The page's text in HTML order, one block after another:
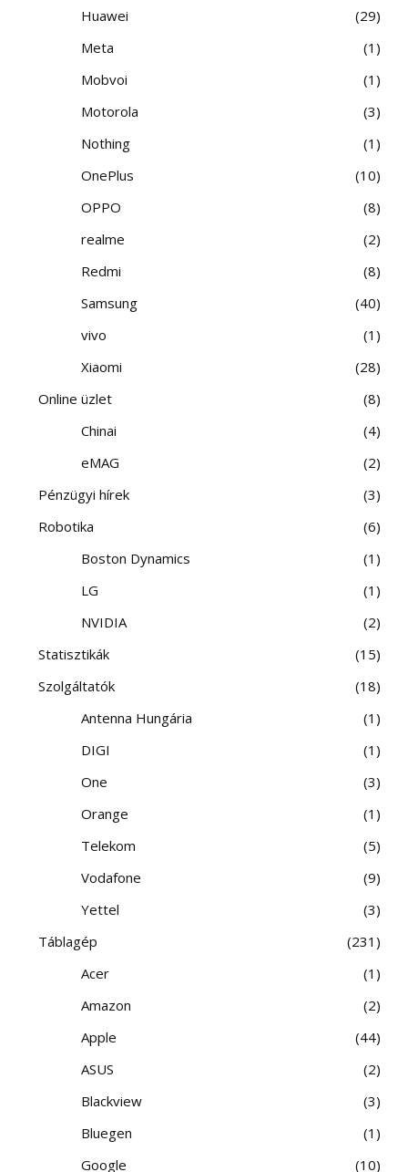
Huawei
29
Meta
1
Mobvoi
1
Motorola
3
Nothing
1
OnePlus
10
OPPO
8
realme
2
Redmi
8
Samsung
40
vivo
1
Xiaomi
28
Online üzlet
8
Chinai
4
eMAG
2
Pénzügyi hírek
3
Robotika
6
Boston Dynamics
1
LG
1
NVIDIA
2
Statisztikák
15
Szolgáltatók
18
Antenna Hungária
1
DIGI
1
One
3
Orange
1
Telekom
5
Vodafone
9
Yettel
3
Táblagép
231
Acer
1
Amazon
2
Apple
44
ASUS
2
Blackview
3
Bluegen
1
Google
10